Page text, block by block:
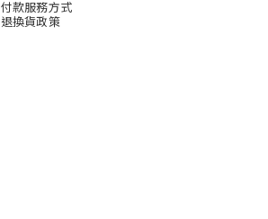
付款服務方式
退換貨政策